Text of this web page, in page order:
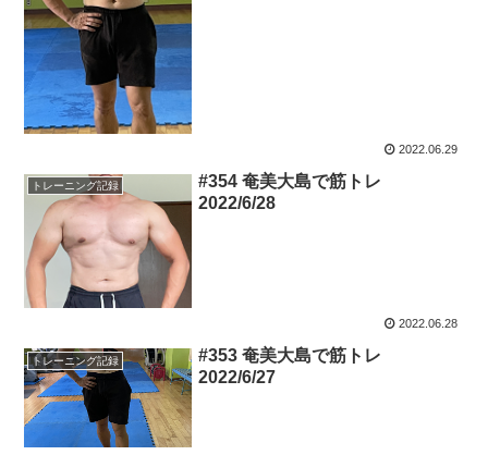
2022.06.29
トレーニング記録
#354 奄美大島で筋トレ
2022/6/28
2022.06.28
トレーニング記録
#353 奄美大島で筋トレ
2022/6/27